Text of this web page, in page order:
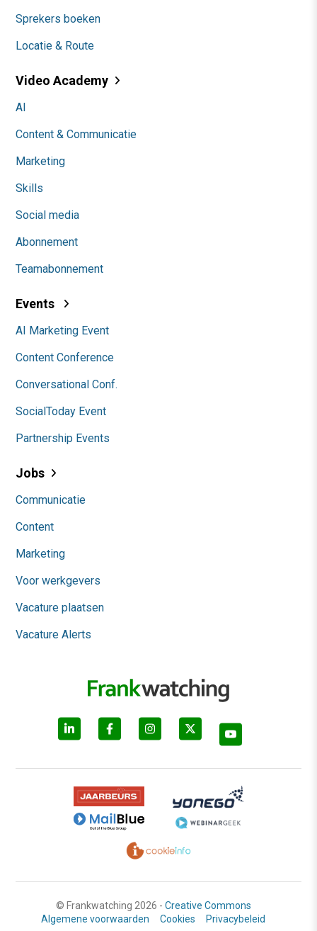
Sprekers boeken
Locatie & Route
Video Academy
AI
Content & Communicatie
Marketing
Skills
Social media
Abonnement
Teamabonnement
Events
AI Marketing Event
Content Conference
Conversational Conf.
SocialToday Event
Partnership Events
Jobs
Communicatie
Content
Marketing
Voor werkgevers
Vacature plaatsen
Vacature Alerts
© Frankwatching 2026 - Creative Commons
Algemene voorwaarden
Cookies Privacybeleid